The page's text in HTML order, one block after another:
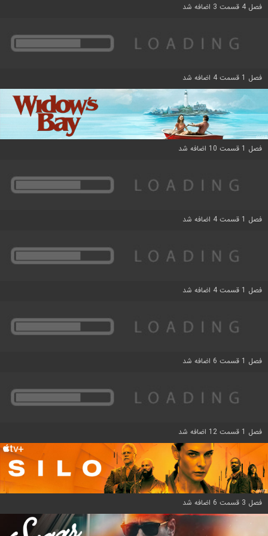
فصل 4 قسمت 3 اضافه شد
فصل 1 قسمت 4 اضافه شد
فصل 1 قسمت 10 اضافه شد
فصل 1 قسمت 4 اضافه شد
فصل 1 قسمت 4 اضافه شد
فصل 1 قسمت 6 اضافه شد
فصل 1 قسمت 12 اضافه شد
فصل 3 قسمت 6 اضافه شد